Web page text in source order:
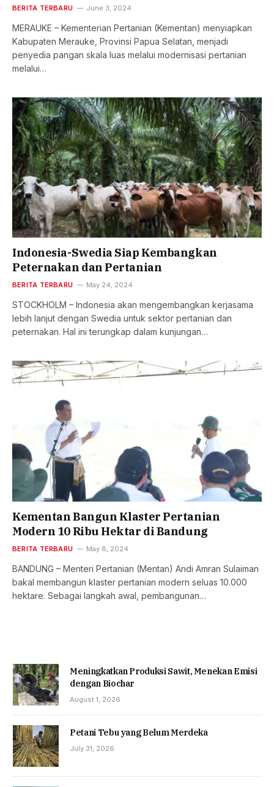
BERITA TERBARU June 3, 2024
MERAUKE – Kementerian Pertanian (Kementan) menyiapkan
Kabupaten Merauke, Provinsi Papua Selatan, menjadi
penyedia pangan skala luas melalui modernisasi pertanian
melalui…
Indonesia-Swedia Siap Kembangkan
Peternakan dan Pertanian
BERITA TERBARU May 24, 2024
STOCKHOLM – Indonesia akan mengembangkan kerjasama
lebih lanjut dengan Swedia untuk sektor pertanian dan
peternakan. Hal ini terungkap dalam kunjungan…
Kementan Bangun Klaster Pertanian
Modern 10 Ribu Hektar di Bandung
BERITA TERBARU May 8, 2024
BANDUNG – Menteri Pertanian (Mentan) Andi Amran Sulaiman
bakal membangun klaster pertanian modern seluas 10.000
hektare. Sebagai langkah awal, pembangunan…
Meningkatkan Produksi Sawit, Menekan Emisi
dengan Biochar
August 1, 2026
Petani Tebu yang Belum Merdeka
July 31, 2026